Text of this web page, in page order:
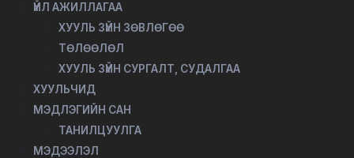
ҮЙЛ АЖИЛЛАГАА
ХУУЛЬ ЗҮЙН ЗӨВЛӨГӨӨ
ТӨЛӨӨЛӨЛ
ХУУЛЬ ЗҮЙН СУРГАЛТ, СУДАЛГАА
ХУУЛЬЧИД
МЭДЛЭГИЙН САН
ТАНИЛЦУУЛГА
МЭДЭЭЛЭЛ